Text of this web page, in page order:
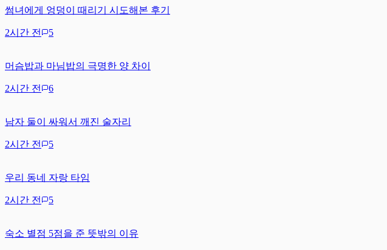
썸녀에게 엉덩이 때리기 시도해본 후기
2시간 전 5
머슴밥과 마님밥의 극명한 양 차이
2시간 전 6
남자 둘이 싸워서 깨진 술자리
2시간 전 5
우리 동네 자랑 타임
2시간 전 5
숙소 별점 5점을 준 뜻밖의 이유